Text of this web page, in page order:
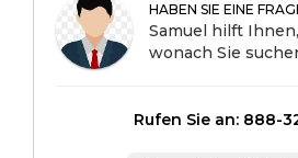
HABEN SIE EINE
Samuel hilft
wonach Sie
Rufen Sie an: 888-